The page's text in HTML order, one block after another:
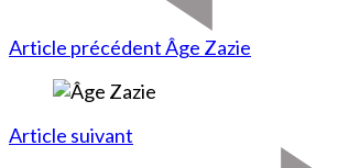
Article précédentÂge Zazie
Article suivant